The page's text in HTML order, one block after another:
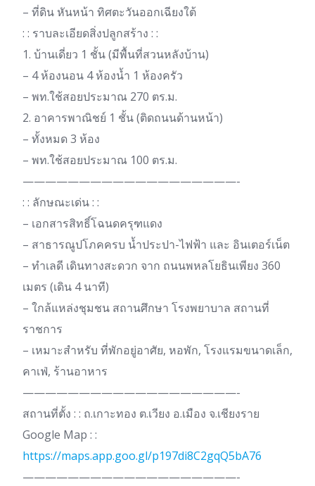
– ที่ดิน หันหน้า ทิศตะวันออกเฉียงใต้
: : ราบละเอียดสิ่งปลูกสร้าง : :
1. บ้านเดี่ยว 1 ชั้น (มีพื้นที่สวนหลังบ้าน)
– 4 ห้องนอน 4 ห้องน้ำ 1 ห้องครัว
– พท.ใช้สอยประมาณ 270 ตร.ม.
2. อาคารพาณิชย์ 1 ชั้น (ติดถนนด้านหน้า)
– ทั้งหมด 3 ห้อง
– พท.ใช้สอยประมาณ 100 ตร.ม.
———————————————————-
: : ลักษณะเด่น : :
– เอกสารสิทธิ์โฉนดครุฑแดง
– สาธารณูปโภคครบ น้ำประปา-ไฟฟ้า และ อินเตอร์เน็ต
– ทำเลดี เดินทางสะดวก จาก ถนนพหลโยธินเพียง 360
เมตร (เดิน 4 นาที)
– ใกล้แหล่งชุมชน สถานศึกษา โรงพยาบาล สถานที่
ราชการ
– เหมาะสำหรับ ที่พักอยู่อาศัย, หอพัก, โรงแรมขนาดเล็ก,
คาเฟ่, ร้านอาหาร
———————————————————-
สถานที่ตั้ง : : ถ.เกาะทอง ต.เวียง อ.เมือง จ.เชียงราย
Google Map : :
https://maps.app.goo.gl/p197di8C2gqQ5bA76
———————————————————-